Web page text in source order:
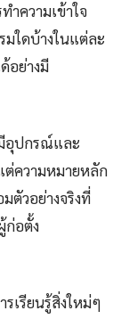
ความเข้าใจ
ใดบ้างในแต่ละ
อย่างมี
อุปกรณ์และ
ต่ความหมายหลัก
ตัวอย่างจริงที่
ก่อตั้ง
เรียนรู้สิ่งใหม่ๆ